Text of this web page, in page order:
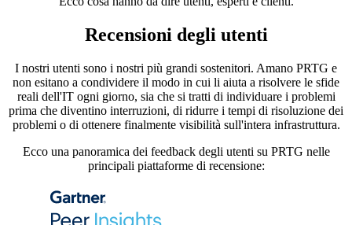
Recensioni degli utenti
I nostri utenti sono i nostri più grandi sostenitori. Amano PRTG e
non esitano a condividere il modo in cui li aiuta a risolvere le sfide
reali dell'IT ogni giorno, sia che si tratti di individuare i problemi
prima che diventino interruzioni, di ridurre i tempi di risoluzione dei
problemi o di ottenere finalmente visibilità sull'intera infrastruttura.
Ecco una panoramica dei feedback degli utenti su PRTG nelle
principali piattaforme di recensione: